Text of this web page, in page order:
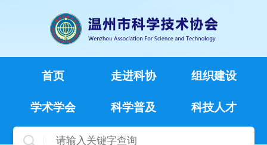
首页 走进科协 组织建设
学术学会 科学普及 科技人才